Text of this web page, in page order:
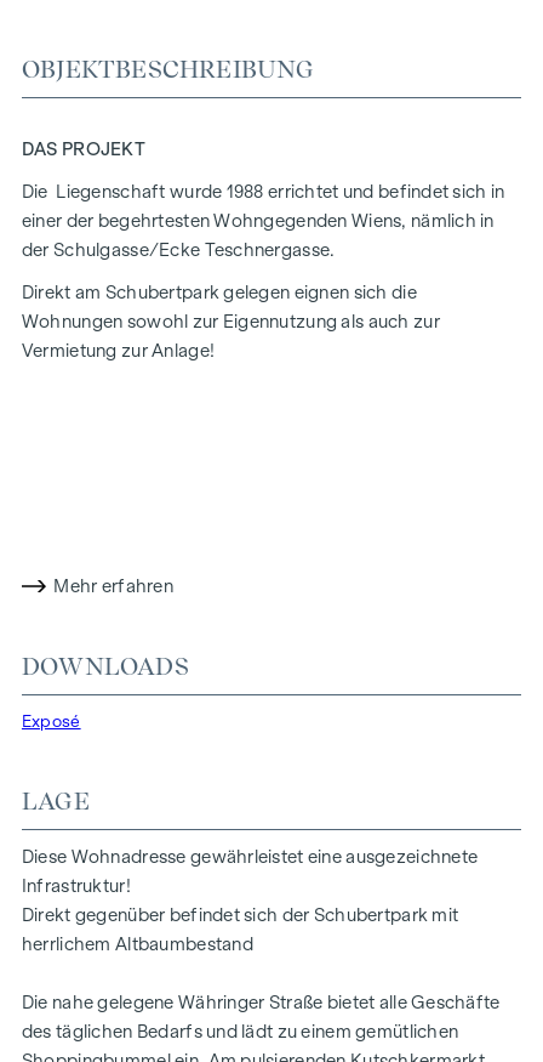
OBJEKTBESCHREIBUNG
DAS PROJEKT
Die Liegenschaft wurde 1988 errichtet und befindet sich in
einer der begehrtesten Wohngegenden Wiens, nämlich in
der Schulgasse/Ecke Teschnergasse.
Direkt am Schubertpark gelegen eignen sich die
Wohnungen sowohl zur Eigennutzung als auch zur
Vermietung zur Anlage!
1 bis 2 Zimmer mit ca. 43 bis 62 m²
Zentrale Lage im 18. Bezirk - Kutschkermarkt in
sehr gute öffentliche Anbindung
TOP 2
Wohnung mit Garten
Die Wohnung ist eine gut aufgeteilte Single-Wohnung. Auf
ein großzügiger Vorraum
ein großer Wohnraum mit Einbauküche
Mehr erfahren
DOWNLOADS
Exposé
LAGE
Diese Wohnadresse gewährleistet eine ausgezeichnete
Infrastruktur!
Direkt gegenüber befindet sich der Schubertpark mit
herrlichem Altbaumbestand
Die nahe gelegene Währinger Straße bietet alle Geschäfte
des täglichen Bedarfs und lädt zu einem gemütlichen